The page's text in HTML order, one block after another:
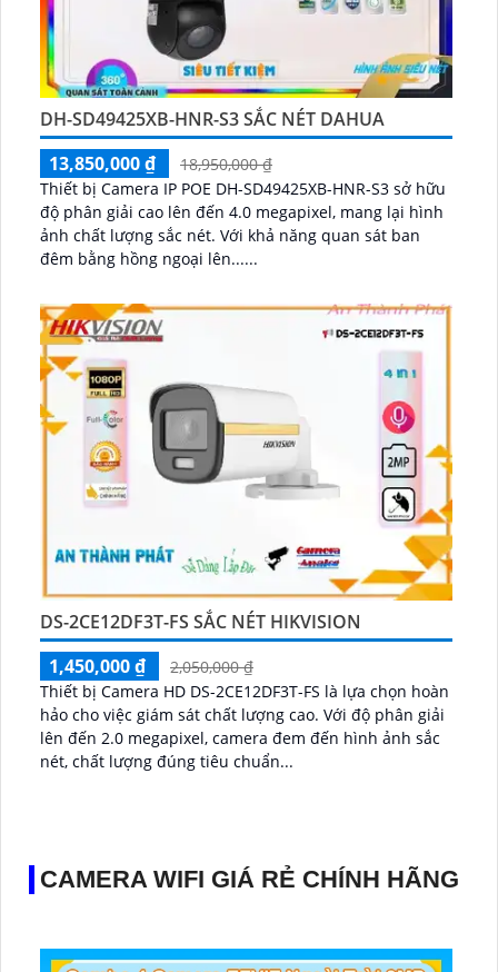
DH-SD49425XB-HNR-S3 SẮC NÉT DAHUA
13,850,000 ₫
18,950,000 ₫
Thiết bị Camera IP POE DH-SD49425XB-HNR-S3 sở hữu
độ phân giải cao lên đến 4.0 megapixel, mang lại hình
ảnh chất lượng sắc nét. Với khả năng quan sát ban
đêm bằng hồng ngoại lên......
DS-2CE12DF3T-FS SẮC NÉT HIKVISION
1,450,000 ₫
2,050,000 ₫
Thiết bị Camera HD DS-2CE12DF3T-FS là lựa chọn hoàn
hảo cho việc giám sát chất lượng cao. Với độ phân giải
lên đến 2.0 megapixel, camera đem đến hình ảnh sắc
nét, chất lượng đúng tiêu chuẩn...
CAMERA WIFI GIÁ RẺ CHÍNH HÃNG